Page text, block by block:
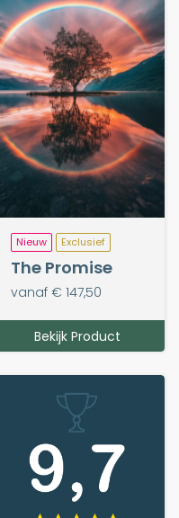
Nieuw Exclusief
The Promise
vanaf € 147,50
Bekijk Product